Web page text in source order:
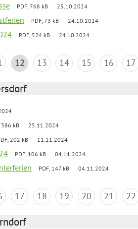
PDF, 768 kB 25.10.2024
PDF, 73 kB 24.10.2024
PDF, 524 kB 24.10.2024
12 13 14 15 16 17
386 kB 25.11.2024
202 kB 11.11.2024
PDF, 106 kB 04.11.2024
PDF, 147 kB 04.11.2024
17 18 19 20 21 22